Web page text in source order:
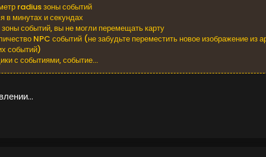
radius зоны событий
в минутах и секундах
событий, вы не могли перемещать карту
NPC событий (не забудьте переместить новое изображение
событий)
с событиями, событие...